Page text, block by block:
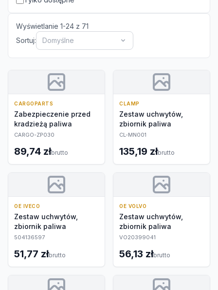
Wyświetlanie 1-24 z 71
Sortuj:
Domyślne
CARGOPARTS
Zabezpieczenie przed
kradzieżą paliwa
CARGO-ZP030
89,74 złbrutto
CLAMP
Zestaw uchwytów,
zbiornik paliwa
CL-MN001
135,19 złbrutto
OE IVECO
Zestaw uchwytów,
zbiornik paliwa
504136597
51,77 złbrutto
OE VOLVO
Zestaw uchwytów,
zbiornik paliwa
VO20399041
56,13 złbrutto